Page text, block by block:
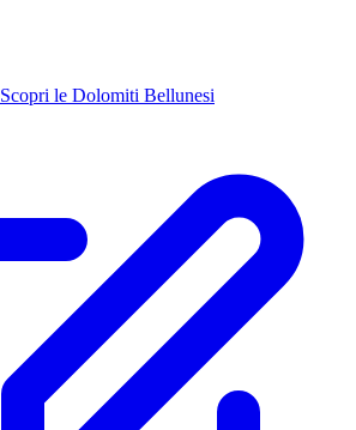
Scopri le Dolomiti Bellunesi